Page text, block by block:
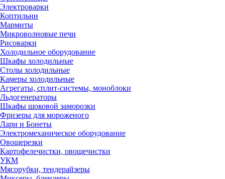
Электроварки
Коптильни
Мармиты
Микроволновые печи
Рисоварки
Холодильное оборудование
Шкафы холодильные
Столы холодильные
Камеры холодильные
Агрегаты, сплит-системы, моноблоки
Льдогенераторы
Шкафы шоковой заморозки
Фризеры для мороженого
Лари и Бонеты
Электромеханическое оборудование
Овощерезки
Картофелечистки, овощечистки
УКМ
Мясорубки, тендерайзеры